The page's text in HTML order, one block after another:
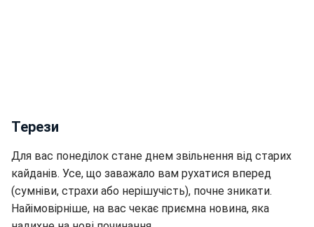
Терези
Для вас понеділок стане днем звільнення від старих
кайданів. Усе, що заважало вам рухатися вперед
(сумніви, страхи або нерішучість), почне зникати.
Найімовірніше, на вас чекає приємна новина, яка